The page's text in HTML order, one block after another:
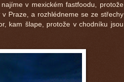
v mexickém fastfoodu, protože
Praze, a rozhlédneme se ze střechy
kam šlape, protože v chodníku jsou